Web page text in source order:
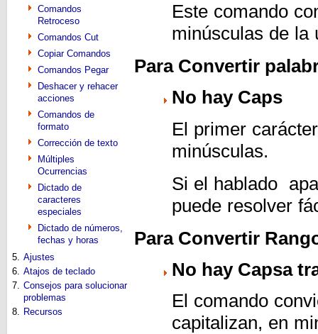
Comandos
Retroceso
Comandos Cut
Copiar Comandos
Comandos Pegar
Deshacer y rehacer
acciones
Comandos de
formato
Corrección de texto
Múltiples
Ocurrencias
Dictado de
caracteres
especiales
Dictado de números,
fechas y horas
5. Ajustes
6. Atajos de teclado
7. Consejos para solucionar
problemas
8. Recursos
Este comando
minúsculas de la
Para Convertir
No hay Caps
El primer
minúsculas.
Si el hablado
puede resolver
Para Convertir
No hay Capsa
El comando
capitalizan, en